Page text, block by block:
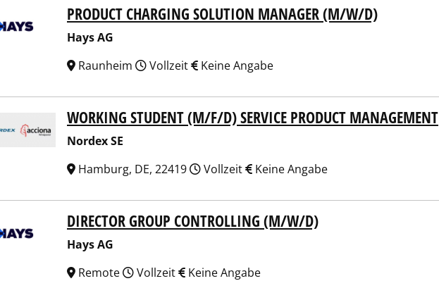
PRODUCT CHARGING SOLUTION MANAGER (M/W/D)
Hays AG
Raunheim
Vollzeit Keine Angabe
WORKING STUDENT (M/F/D) SERVICE PRODUCT MANAGEMENT
Nordex SE
Hamburg, DE, 22419
Vollzeit Keine Angabe
DIRECTOR GROUP CONTROLLING (M/W/D)
Hays AG
Remote
Vollzeit Keine Angabe